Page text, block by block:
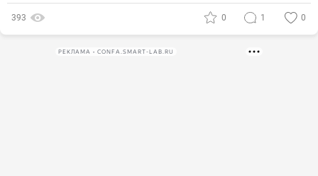
393 0 1 0
РЕКЛАМА • CONFA.SMART-LAB.RU